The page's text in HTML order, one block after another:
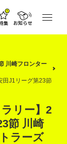
川崎フロンター
田J1リーグ第23節
ラリー】2
節 川崎
ラーズ